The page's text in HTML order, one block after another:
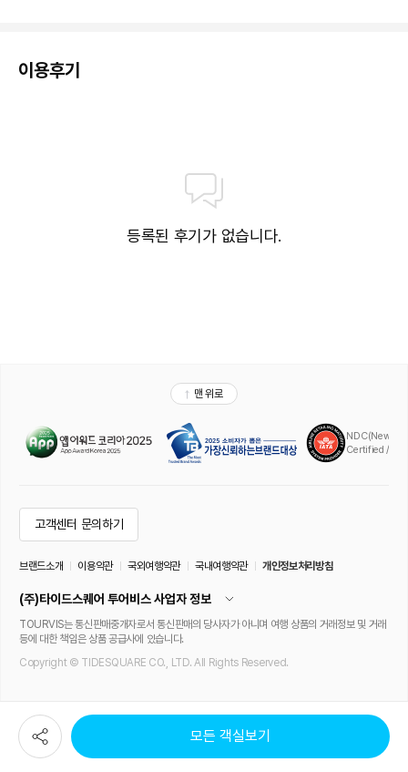
모든 객실보기
이용후기
등록된 후기가 없습니다.